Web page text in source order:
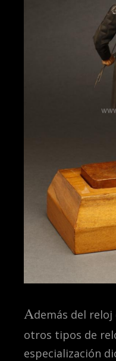
Además del
otros tipos de
especialización